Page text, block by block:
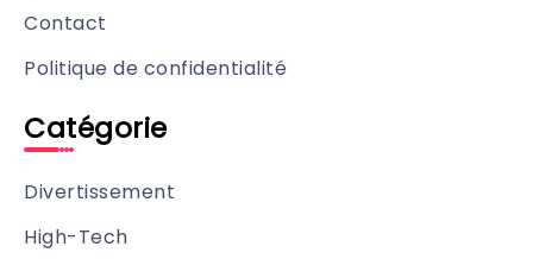
Contact
Politique de confidentialité
Catégorie
Divertissement
High-Tech